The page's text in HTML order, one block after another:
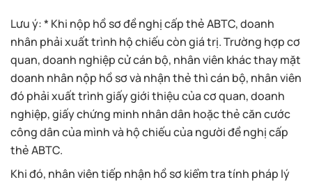
Lưu ý: * Khi nộp hồ sơ đề nghị cấp thẻ ABTC, doanh
nhân phải xuất trình hộ chiếu còn giá trị. Trường hợp cơ
quan, doanh nghiệp cử cán bộ, nhân viên khác thay mặt
doanh nhân nộp hồ sơ và nhận thẻ thì cán bộ, nhân viên
đó phải xuất trình giấy giới thiệu của cơ quan, doanh
nghiệp, giấy chứng minh nhân dân hoặc thẻ căn cước
công dân của mình và hộ chiếu của người đề nghị cấp
thẻ ABTC.
Khi đó, nhân viên tiếp nhận hồ sơ kiểm tra tính pháp lý